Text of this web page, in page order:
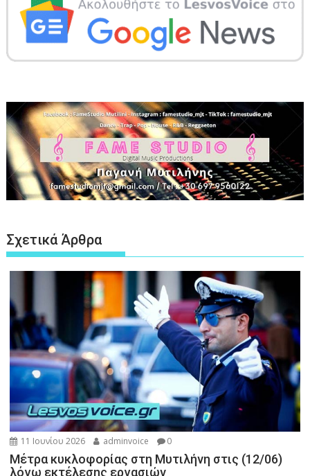
Σχετικά Άρθρα
11 Ιουνίου 2026 adminvoice 0
Μέτρα κυκλοφορίας στη Μυτιλήνη στις (12/06)
λόγω εκτέλεσης εργασιών